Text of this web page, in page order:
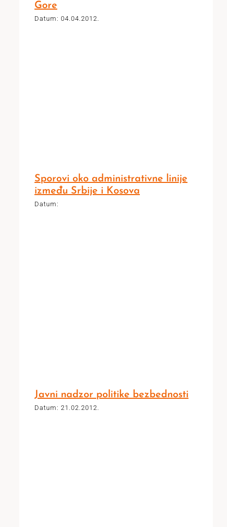
Gore
Datum: 04.04.2012.
Sporovi oko administrativne linije
između Srbije i Kosova
Datum:
Javni nadzor politike bezbednosti
Datum: 21.02.2012.